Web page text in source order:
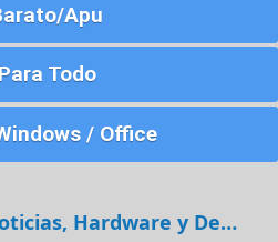
Apu
Todo
/ Office
General [Dudas, Noticias, Hardware y Debates]